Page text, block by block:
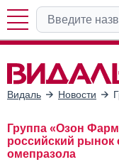
Видаль
Новости
Группа «Озон
российский рынок
омепразола